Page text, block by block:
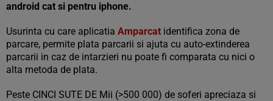
android cat si pentru iphone.
Usurinta cu care aplicatia Amparcat identifica zona de
parcare, permite plata parcarii si ajuta cu auto-extinderea
parcarii in caz de intarzieri nu poate fi comparata cu nici o
alta metoda de plata.
Peste CINCI SUTE DE Mii (>500 000) de soferi apreciaza si